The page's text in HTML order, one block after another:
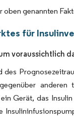
genannten
für
voraussichtlich
anderen
Gerät, das